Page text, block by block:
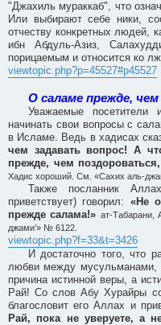
"Джахиль мураккаб", что
Или выбирают себе ники,
отчеству конкретных людей,
ибн Абдуль-Азиз,
порицаемым и относится ко
viewtopic.php?p=45527#p45527
О саламе прежде,
Уважаемые посетители
начинать свои вопросы с
в Исламе. Ведь в хадисах
чем задавать вопрос! А
прежде, чем
Хадис хороший. См. «Сахих аль-
Также посланник
приветствует) говорил: «Не
прежде салама!» ат-Табарани,
джами’» № 6122.
viewtopic.php?f=33&t=3426
И достаточно того, что
любви между
причина истинной веры, а
Рай! Со слов Абу Хурайры
благословит его Аллах и
Рай, пока не уверуете, а